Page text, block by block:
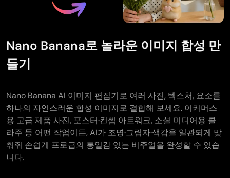
Nano Banana로 놀라운 이미지 합성 만
들기
Nano Banana AI 이미지 편집기로 여러 사진, 텍스처, 요소를
하나의 자연스러운 합성 이미지로 결합해 보세요. 이커머스
용 고급 제품 사진, 포스터·컨셉 아트워크, 소셜 미디어용 콜
라주 등 어떤 작업이든, AI가 조명·그림자·색감을 일관되게 맞
춰줘 손쉽게 프로급의 통일감 있는 비주얼을 완성할 수 있습
니다.